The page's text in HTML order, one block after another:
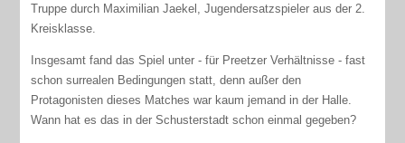
Truppe durch Maximilian Jaekel, Jugendersatzspieler aus der 2.
Kreisklasse.
Insgesamt fand das Spiel unter - für Preetzer Verhältnisse - fast
schon surrealen Bedingungen statt, denn außer den
Protagonisten dieses Matches war kaum jemand in der Halle.
Wann hat es das in der Schusterstadt schon einmal gegeben?